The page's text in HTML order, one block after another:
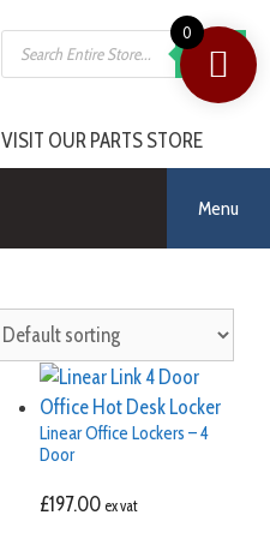
SEARCH
VISIT OUR PARTS STORE
Menu
Linear Office Lockers – 4
Door
£197.00 ex vat
0